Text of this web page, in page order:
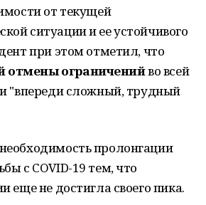
от текущей
ситуации и ее устойчивого
при этом отметил, что
отмены ограниченийво всей
и "впереди сложный, трудный
пролонгации
с COVID-19 тем, что
еще не достигла своего пика.